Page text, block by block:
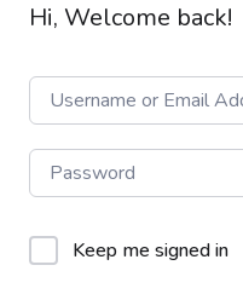
Hi, Welcome back!
Keep me signed in